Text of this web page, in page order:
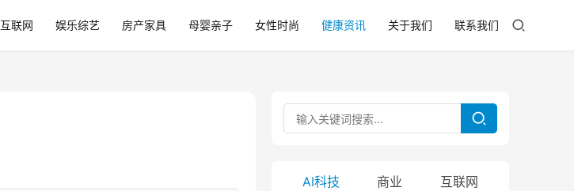
互联网 娱乐综艺 房产家具 母婴亲子 女性时尚 健康资讯 关于我们 联系我们
AI科技 商业 互联网